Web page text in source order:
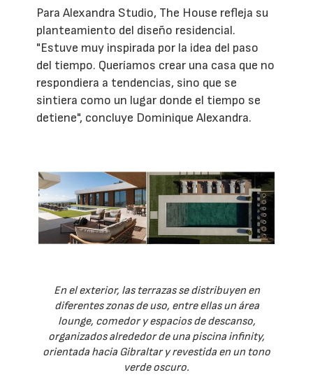
Para Alexandra Studio, The House refleja su
planteamiento del diseño residencial.
"Estuve muy inspirada por la idea del paso
del tiempo. Queríamos crear una casa que no
respondiera a tendencias, sino que se
sintiera como un lugar donde el tiempo se
detiene", concluye Dominique Alexandra.
En el exterior, las terrazas se distribuyen en
diferentes zonas de uso, entre ellas un área
lounge, comedor y espacios de descanso,
organizados alrededor de una piscina infinity,
orientada hacia Gibraltar y revestida en un tono
verde oscuro.